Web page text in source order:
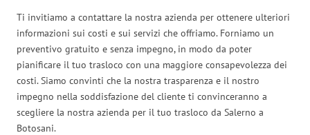
Ti invitiamo a contattare la nostra azienda per ottenere ulteriori
informazioni sui costi e sui servizi che offriamo. Forniamo un
preventivo gratuito e senza impegno, in modo da poter
pianificare il tuo trasloco con una maggiore consapevolezza dei
costi. Siamo convinti che la nostra trasparenza e il nostro
impegno nella soddisfazione del cliente ti convinceranno a
scegliere la nostra azienda per il tuo trasloco da Salerno a
Botosani.